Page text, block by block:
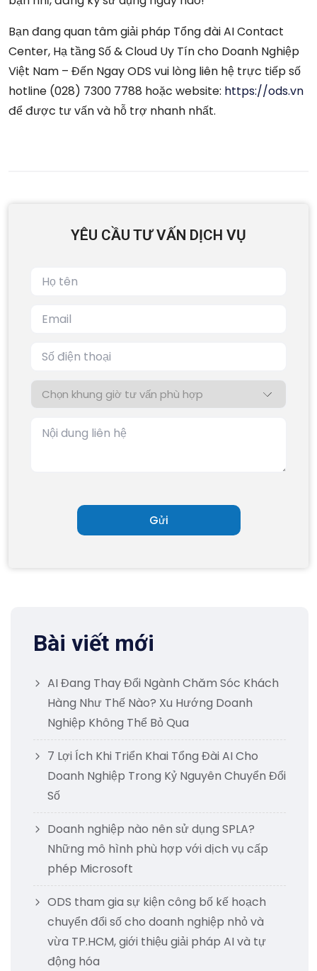
Bạn đang quan tâm giải pháp Tổng đài AI Contact
Center, Hạ tầng Số & Cloud Uy Tín cho Doanh Nghiệp
Việt Nam – Đến Ngay ODS vui lòng liên hệ trực tiếp số
hotline (028) 7300 7788 hoặc website: https://ods.vn
để được tư vấn và hỗ trợ nhanh nhất.
YÊU CẦU TƯ VẤN DỊCH VỤ
Bài viết mới
AI Đang Thay Đổi Ngành Chăm Sóc Khách
Hàng Như Thế Nào? Xu Hướng Doanh
Nghiệp Không Thể Bỏ Qua
7 Lợi Ích Khi Triển Khai Tổng Đài AI Cho
Doanh Nghiệp Trong Kỷ Nguyên Chuyển Đổi
Số
Doanh nghiệp nào nên sử dụng SPLA?
Những mô hình phù hợp với dịch vụ cấp
phép Microsoft
ODS tham gia sự kiện công bố kế hoạch
chuyển đổi số cho doanh nghiệp nhỏ và
vừa TP.HCM, giới thiệu giải pháp AI và tự
động hóa